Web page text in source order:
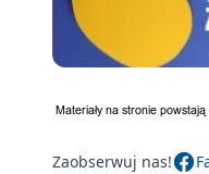
Zaobserwuj nas!